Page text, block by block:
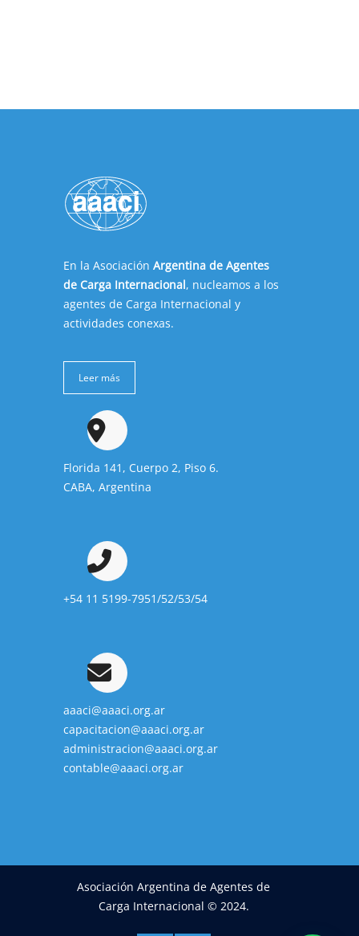
En la Asociación Argentina de Agentes
de Carga Internacional, nucleamos a los
agentes de Carga Internacional y
actividades conexas.
Leer más
Florida 141, Cuerpo 2, Piso 6.
CABA, Argentina
+54 11 5199-7951/52/53/54
aaaci@aaaci.org.ar
capacitacion@aaaci.org.ar
administracion@aaaci.org.ar
contable@aaaci.org.ar
Asociación Argentina de Agentes de
Carga Internacional © 2024.